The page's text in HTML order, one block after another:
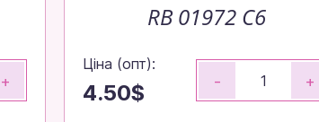
+
RB 01972 С6
Ціна (опт):
4.50$ - +